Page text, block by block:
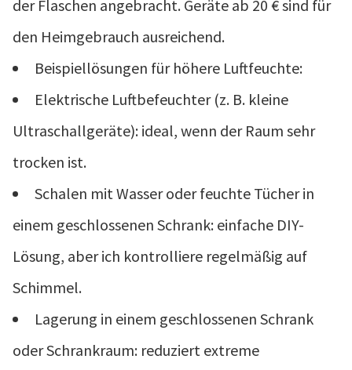
der Flaschen angebracht. Geräte ab 20 € sind für
den Heimgebrauch ausreichend.
Beispiellösungen für höhere Luftfeuchte:
Elektrische Luftbefeuchter (z. B. kleine
Ultraschallgeräte): ideal, wenn der Raum sehr
trocken ist.
Schalen mit Wasser oder feuchte Tücher in
einem geschlossenen Schrank: einfache DIY-
Lösung, aber ich kontrolliere regelmäßig auf
Schimmel.
Lagerung in einem geschlossenen Schrank
oder Schrankraum: reduziert extreme